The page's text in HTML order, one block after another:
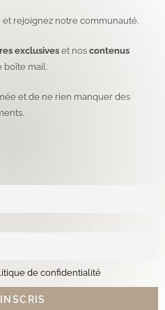
rejoignez notre communauté.
exclusives et nos contenus
boîte mail.
et de ne rien manquer des
de confidentialité